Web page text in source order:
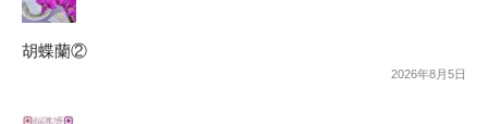
胡蝶蘭②
2026年8月5日